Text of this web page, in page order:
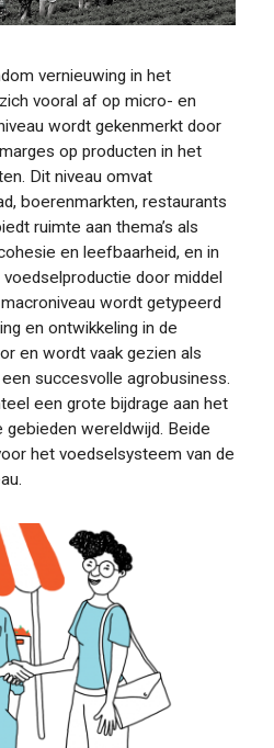
vernieuwing in het
vooral af op micro- en
wordt gekenmerkt door
op producten in het
Dit niveau omvat
boerenmarkten, restaurants
ruimte aan thema’s als
en leefbaarheid, en in
door middel
wordt getypeerd
en ontwikkeling in de
en wordt vaak gezien als
succesvolle agrobusiness.
een grote bijdrage aan het
gebieden wereldwijd. Beide
het voedselsysteem van de